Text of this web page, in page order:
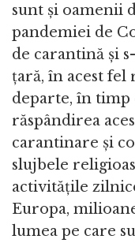
sunt și oamenii
pandemiei de
de carantină și
țară, în acest fel
departe, în
răspândirea
carantinare și
slujbele
activitățile
Europa,
lumea pe care